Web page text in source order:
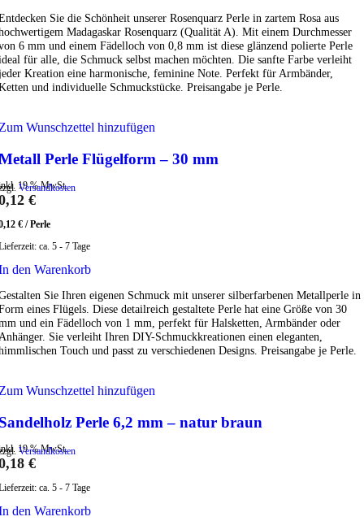
Sie die Schönheit unserer Rosenquarz Perle in zartem Rosa aus
Madagaskar Rosenquarz (Qualität A). Mit einem Durchmesser
6 mm und einem Fädelloch von 0,8 mm ist diese glänzend polierte Perle
für alle, die Schmuck selbst machen möchten. Die sanfte Farbe verleiht
Kreation eine harmonische, feminine Note. Perfekt für Armbänder,
und individuelle Schmuckstücke. Preisangabe je Perle.
Wunschzettel hinzufügen
Perle Flügelform – 30 mm
19 % MwSt.
Versandkosten
€
€ /Perle
ca. 5 - 7 Tage
den Warenkorb
Sie Ihren eigenen Schmuck mit unserer silberfarbenen Metallperle in
eines Flügels. Diese detailreich gestaltete Perle hat eine Größe von 30
und ein Fädelloch von 1 mm, perfekt für Halsketten, Armbänder oder
Sie verleiht Ihren DIY-Schmuckkreationen einen eleganten,
Touch und passt zu verschiedenen Designs. Preisangabe je Perle.
Wunschzettel hinzufügen
Perle 6,2 mm – natur braun
19 % MwSt.
Versandkosten
€
ca. 5 - 7 Tage
den Warenkorb